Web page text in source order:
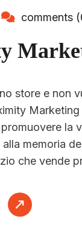
comments
store e non
la
memoria
che vende